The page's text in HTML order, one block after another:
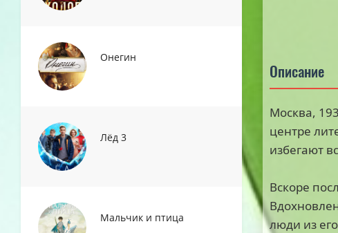
Онегин
Лёд 3
Мальчик и птица
Описание
Москва,
центре
избегают
Вскоре
люди из